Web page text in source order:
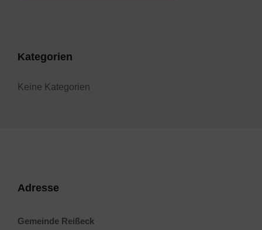
Kategorien
Keine Kategorien
Adresse
Gemeinde Reißeck